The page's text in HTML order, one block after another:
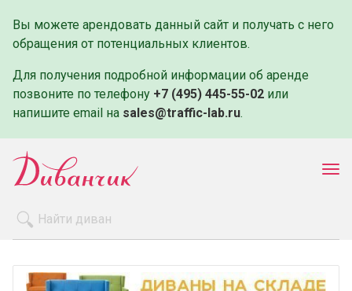
Вы можете арендовать данный сайт и получать с него
обращения от потенциальных клиентов.
Для получения подробной информации об аренде
позвоните по телефону +7 (495) 445-55-02 или
напишите email на sales@traffic-lab.ru.
Оплата и доставка